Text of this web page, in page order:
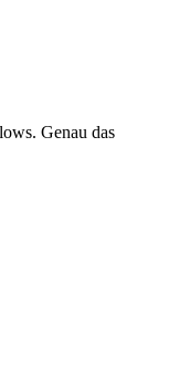
Genau das